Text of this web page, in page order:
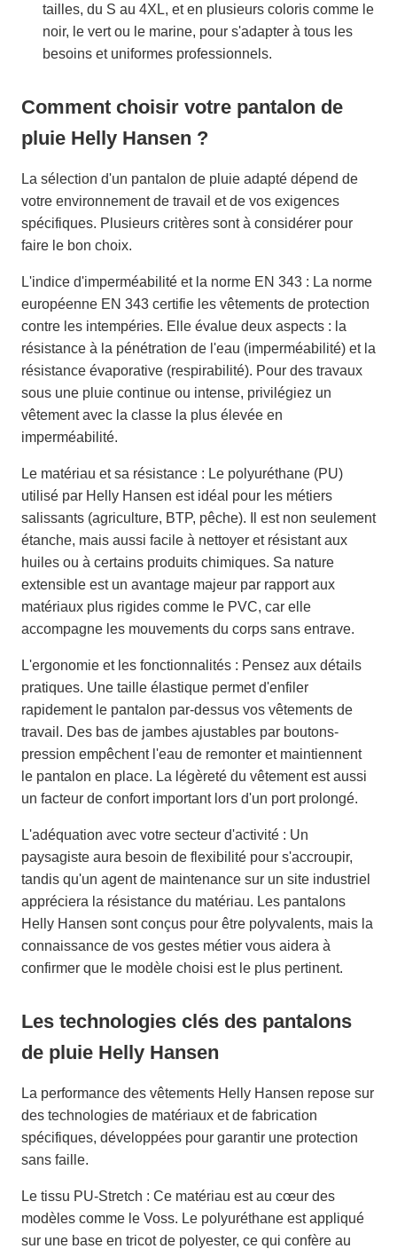
tailles, du S au 4XL, et en plusieurs coloris comme le
noir, le vert ou le marine, pour s'adapter à tous les
besoins et uniformes professionnels.
Comment choisir votre pantalon de
pluie Helly Hansen ?
La sélection d'un pantalon de pluie adapté dépend de
votre environnement de travail et de vos exigences
spécifiques. Plusieurs critères sont à considérer pour
faire le bon choix.
L'indice d'imperméabilité et la norme EN 343 : La norme
européenne EN 343 certifie les vêtements de protection
contre les intempéries. Elle évalue deux aspects : la
résistance à la pénétration de l'eau (imperméabilité) et la
résistance évaporative (respirabilité). Pour des travaux
sous une pluie continue ou intense, privilégiez un
vêtement avec la classe la plus élevée en
imperméabilité.
Le matériau et sa résistance : Le polyuréthane (PU)
utilisé par Helly Hansen est idéal pour les métiers
salissants (agriculture, BTP, pêche). Il est non seulement
étanche, mais aussi facile à nettoyer et résistant aux
huiles ou à certains produits chimiques. Sa nature
extensible est un avantage majeur par rapport aux
matériaux plus rigides comme le PVC, car elle
accompagne les mouvements du corps sans entrave.
L'ergonomie et les fonctionnalités : Pensez aux détails
pratiques. Une taille élastique permet d'enfiler
rapidement le pantalon par-dessus vos vêtements de
travail. Des bas de jambes ajustables par boutons-
pression empêchent l'eau de remonter et maintiennent
le pantalon en place. La légèreté du vêtement est aussi
un facteur de confort important lors d'un port prolongé.
L'adéquation avec votre secteur d'activité : Un
paysagiste aura besoin de flexibilité pour s'accroupir,
tandis qu'un agent de maintenance sur un site industriel
appréciera la résistance du matériau. Les pantalons
Helly Hansen sont conçus pour être polyvalents, mais la
connaissance de vos gestes métier vous aidera à
confirmer que le modèle choisi est le plus pertinent.
Les technologies clés des pantalons
de pluie Helly Hansen
La performance des vêtements Helly Hansen repose sur
des technologies de matériaux et de fabrication
spécifiques, développées pour garantir une protection
sans faille.
Le tissu PU-Stretch : Ce matériau est au cœur des
modèles comme le Voss. Le polyuréthane est appliqué
sur une base en tricot de polyester, ce qui confère au